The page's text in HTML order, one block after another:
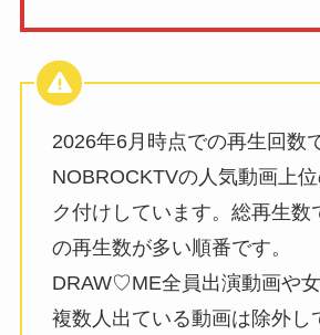
2026年6月時点での再生回数
NOBROCKTVの人気動画上
ク付けしています。総再生数
の再生数が多い順番です。
DRAW♡ME全員出演動画や
複数人出ている動画は除外し